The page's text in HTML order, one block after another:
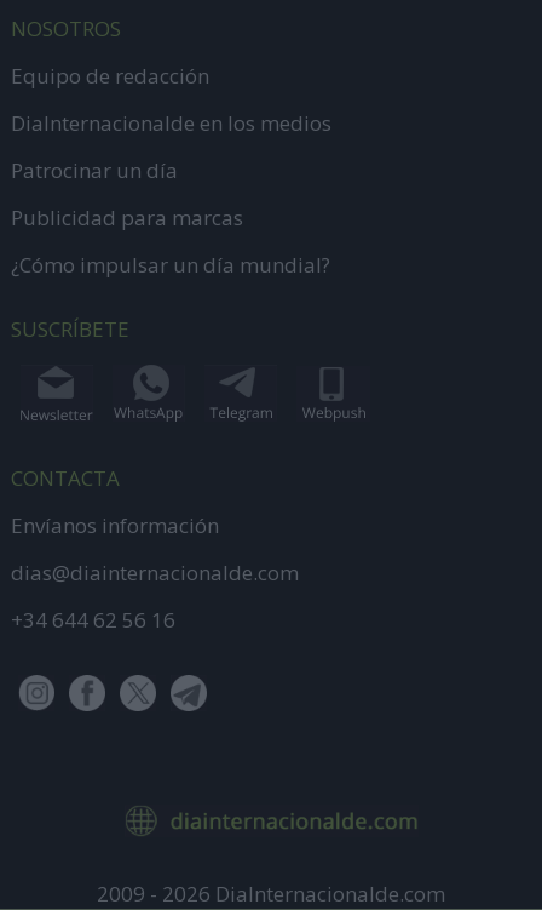
NOSOTROS
Equipo de redacción
DiaInternacionalde en los medios
Patrocinar un día
Publicidad para marcas
¿Cómo impulsar un día mundial?
SUSCRÍBETE
CONTACTA
Envíanos información
dias@diainternacionalde.com
+34 644 62 56 16
2009 - 2026 DiaInternacionalde.com